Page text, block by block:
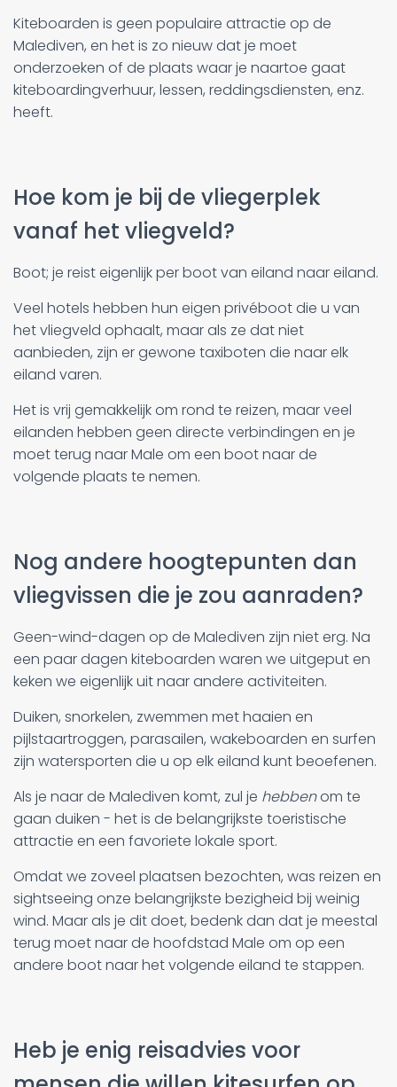
Kiteboarden is geen populaire attractie op de
Malediven, en het is zo nieuw dat je moet
onderzoeken of de plaats waar je naartoe gaat
kiteboardingverhuur, lessen, reddingsdiensten, enz.
heeft.
Hoe kom je bij de vliegerplek
vanaf het vliegveld?
Boot; je reist eigenlijk per boot van eiland naar eiland.
Veel hotels hebben hun eigen privéboot die u van
het vliegveld ophaalt, maar als ze dat niet
aanbieden, zijn er gewone taxiboten die naar elk
eiland varen.
Het is vrij gemakkelijk om rond te reizen, maar veel
eilanden hebben geen directe verbindingen en je
moet terug naar Male om een boot naar de
volgende plaats te nemen.
Nog andere hoogtepunten dan
vliegvissen die je zou aanraden?
Geen-wind-dagen op de Malediven zijn niet erg. Na
een paar dagen kiteboarden waren we uitgeput en
keken we eigenlijk uit naar andere activiteiten.
Duiken, snorkelen, zwemmen met haaien en
pijlstaartroggen, parasailen, wakeboarden en surfen
zijn watersporten die u op elk eiland kunt beoefenen.
Als je naar de Malediven komt, zul je hebbenom te
gaan duiken - het is de belangrijkste toeristische
attractie en een favoriete lokale sport.
Omdat we zoveel plaatsen bezochten, was reizen en
sightseeing onze belangrijkste bezigheid bij weinig
wind. Maar als je dit doet, bedenk dan dat je meestal
terug moet naar de hoofdstad Male om op een
andere boot naar het volgende eiland te stappen.
Heb je enig reisadvies voor